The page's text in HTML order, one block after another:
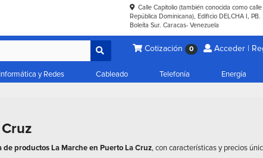
Calle Capitolio (también conocida como calle
República Dominicana), Edificio DELCHA I, PB.
Boleíta Sur. Caracas- Venezuela
Cotización 0 Acceder |
Informática y Redes Cableado Telefonía Energía
de productos La Marche en Puerto La Cruz, con características y precios